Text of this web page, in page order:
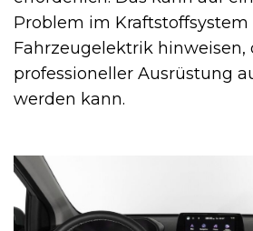
Problem im
Fahrzeugelektrik hinweisen,
professioneller Ausrüstung
werden kann.